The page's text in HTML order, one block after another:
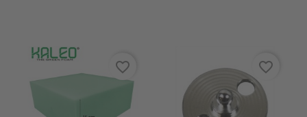
favorite_border favorite_border